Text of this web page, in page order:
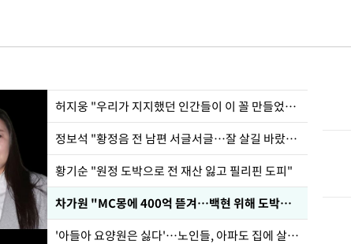
허지웅 "우리가 지지했던 인간들이 이 꼴 만들었다"
정보석 "황정음 전 남편 서글서글…잘 살길 바랐는데"
황기순 "원정 도박으로 전 재산 잃고 필리핀 도피"
차가원 "MC몽에 400억 뜯겨…백현 위해 도박빚 갚아줘"
'아들아 요양원은 싫다'…노인들, 아파도 집에 살고파